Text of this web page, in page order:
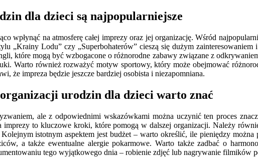
dla dzieci są najpopularniejsze
wpłynąć na atmosferę całej imprezy oraz jej organizację. Wśród
„Krainy Lodu” czy „Superbohaterów” cieszą się dużym
które mogą być wzbogacone o różnorodne zabawy związane z
Warto również rozważyć motyw sportowy, który może obejmować
że impreza będzie jeszcze bardziej osobista i niezapomniana.
urodzin dla dzieci warto znać
ale z odpowiednimi wskazówkami można uczynić ten proces
imprezy to kluczowe kroki, które pomogą w dalszej organizacji. Należy
istotnym aspektem jest budżet – warto określić, ile pieniędzy
a także ewentualne alergie pokarmowe. Warto także zadbać o
tego wyjątkowego dnia – robienie zdjęć lub nagrywanie filmików